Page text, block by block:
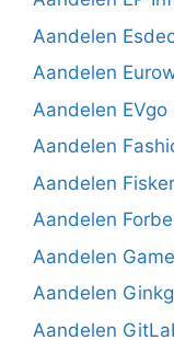
Aandelen
Aandelen
Aandelen EVgo
Aandelen
Aandelen
Aandelen
Aandelen
Aandelen
Aandelen